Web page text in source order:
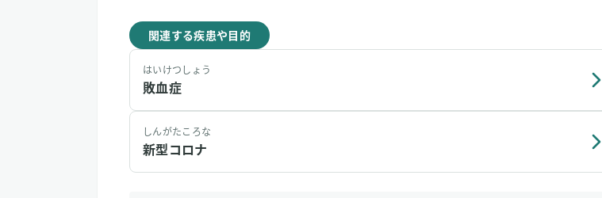
関連する疾患や目的
はいけつしょう
敗血症
しんがたころな
新型コロナ